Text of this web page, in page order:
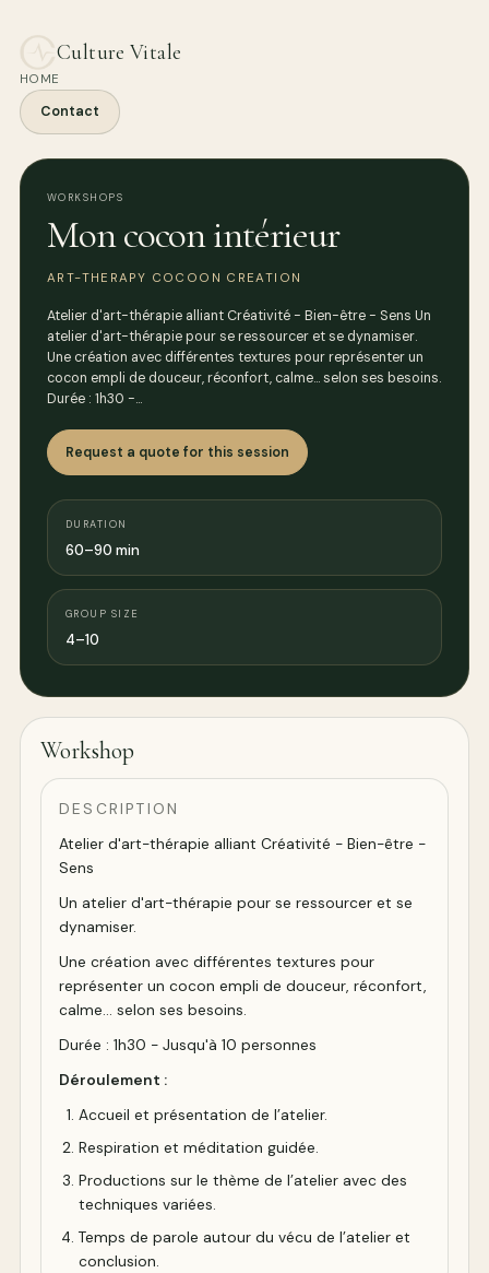
Culture Vitale
HOME
Contact
WORKSHOPS
Mon cocon intérieur
ART-THERAPY COCOON CREATION
Atelier d'art-thérapie alliant Créativité - Bien-être - Sens Un
atelier d'art-thérapie pour se ressourcer et se dynamiser.
Une création avec différentes textures pour représenter un
cocon empli de douceur, réconfort, calme... selon ses besoins.
Durée : 1h30 -…
Request a quote for this session
DURATION
60–90 min
GROUP SIZE
4–10
Workshop
DESCRIPTION
Atelier d'art-thérapie alliant Créativité - Bien-être -
Sens
Un atelier d'art-thérapie pour se ressourcer et se
dynamiser.
Une création avec différentes textures pour
représenter un cocon empli de douceur, réconfort,
calme... selon ses besoins.
Durée : 1h30 - Jusqu'à 10 personnes
Déroulement :
Accueil et présentation de l’atelier.
Respiration et méditation guidée.
Productions sur le thème de l’atelier avec des
techniques variées.
Temps de parole autour du vécu de l’atelier et
conclusion.